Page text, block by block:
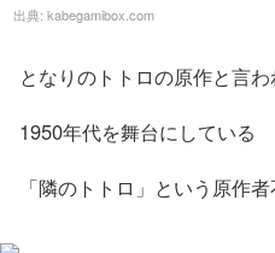
出典: kabegamibox.com
となりのトトロの原作と言
1950年代を舞台にしている
「隣のトトロ」という原作